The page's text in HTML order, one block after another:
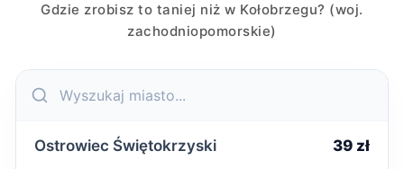
Gdzie zrobisz to taniej niż w Kołobrzegu? (woj.
zachodniopomorskie)
Ostrowiec Świętokrzyski 39 zł